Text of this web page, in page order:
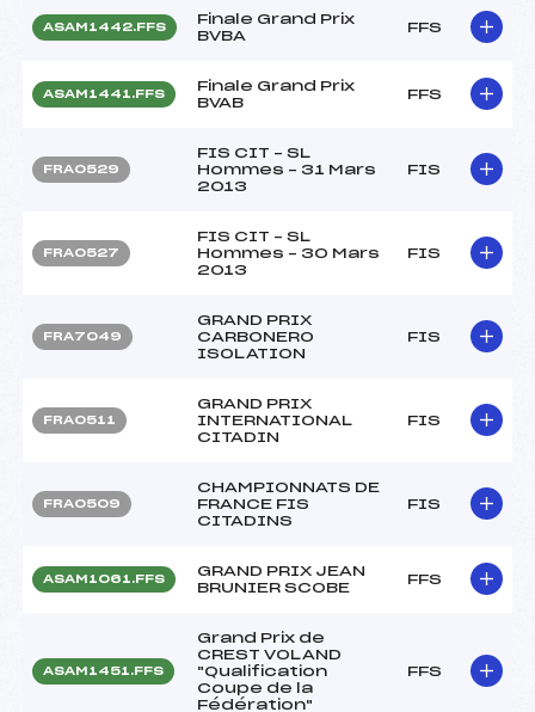
ASAM1442.FFS
Finale Grand Prix
BVBA
FFS
ASAM1441.FFS
Finale Grand Prix
BVAB
FFS
FRA0529
FIS CIT – SL
Hommes – 31 Mars
2013
FIS
FRA0527
FIS CIT – SL
Hommes – 30 Mars
2013
FIS
FRA7049
GRAND PRIX
CARBONERO
ISOLATION
FIS
FRA0511
GRAND PRIX
INTERNATIONAL
CITADIN
FIS
FRA0509
CHAMPIONNATS DE
FRANCE FIS
CITADINS
FIS
ASAM1061.FFS
GRAND PRIX JEAN
BRUNIER SCOBE
FFS
ASAM1451.FFS
Grand Prix de
CREST VOLAND
"Qualification
Coupe de la
Fédération"
FFS